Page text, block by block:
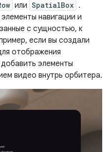
или SpatialBox .
навигации и
с сущностью, к
если вы создали
отображения
элементы
видео внутрь орбитера.